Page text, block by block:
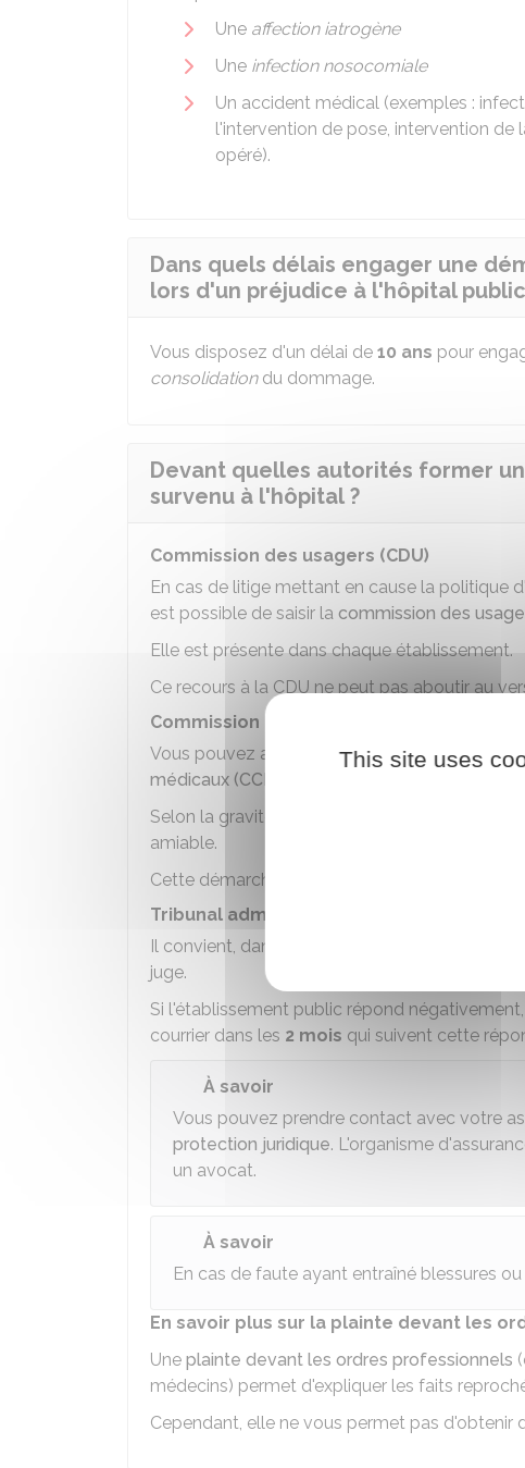
Une affection iatrogène
Une infection nosocomiale
Un accident médical (exemples :
l'intervention de pose, intervention
opéré).
Dans quels délais engager une
lors d'un préjudice à l'hôpital
Vous disposez d'un délai de 10 ans pour
consolidationdu dommage.
Devant quelles autorités former
survenu à l'hôpital ?
Commission des usagers (CDU)
En cas de litige mettant en cause la politique
est possible de saisir la commission des
Elle est présente dans chaque établissement.
Ce recours à la CDU ne peut pas aboutir au
Commission de conciliation et
Vous pouvez aussi saisir lacommission de
médicaux (CCI
Selon la gravité du préjudice, la procédure
amiable.
Cette démarche est gratuite et ne nécessite
Tribunal administratif
Il convient, dans la plupart des cas, de former
juge.
Si l'établissement public répond
courrier dans les 2 mois qui suivent cette
À savoir
Vous pouvez prendre contact avec votre
protection juridique. L'organisme
un avocat.
À savoir
En cas de faute ayant entraîné blessures
En savoir plus sur la plainte devant les
Une plainte devant les ordres professionnels
médecins) permet d'expliquer les faits
Cependant, elle ne vous permet pas d'obtenir
This site uses